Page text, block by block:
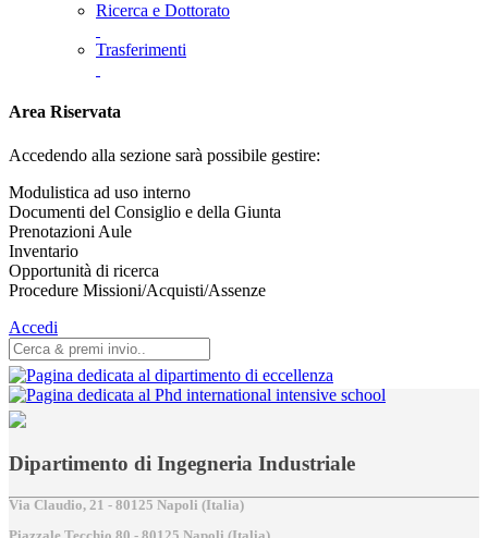
Ricerca e Dottorato
Trasferimenti
Area Riservata
Accedendo alla sezione sarà possibile gestire:
Modulistica ad uso interno
Documenti del Consiglio e della Giunta
Prenotazioni Aule
Inventario
Opportunità di ricerca
Procedure Missioni/Acquisti/Assenze
Accedi
Dipartimento di Ingegneria Industriale
Via Claudio, 21 - 80125 Napoli (Italia)